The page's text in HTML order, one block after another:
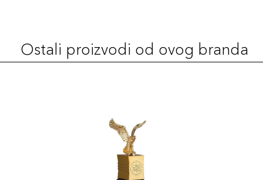
Ostali proizvodi od ovog branda